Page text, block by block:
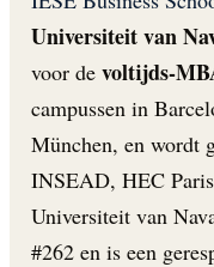
Universiteit van
voor de voltijds-
campussen in
München, en wordt
INSEAD, HEC
Universiteit van
#262 en is een